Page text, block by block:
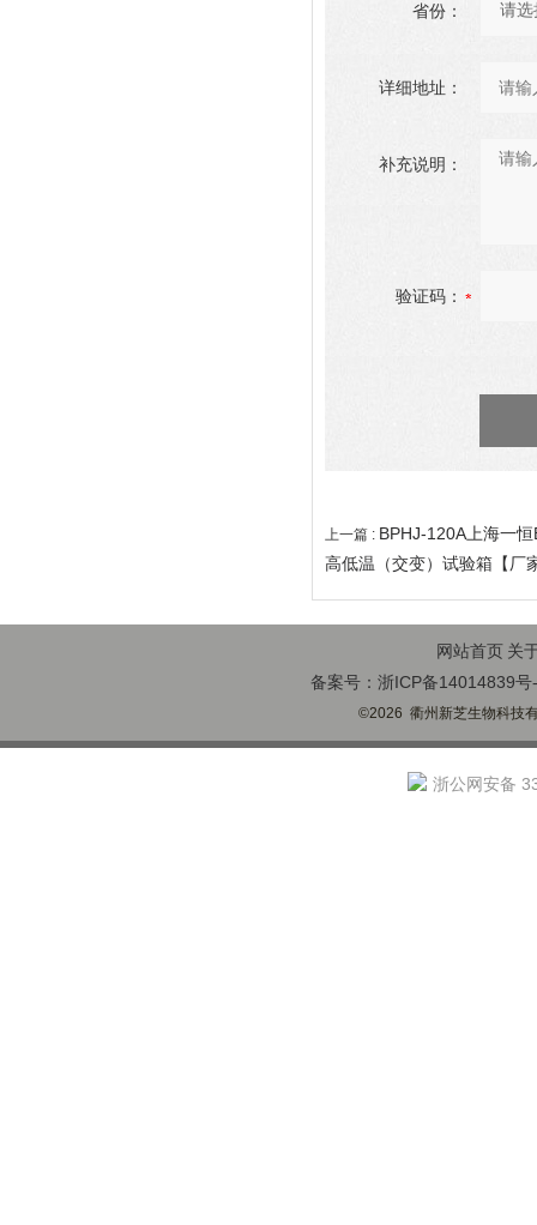
省份：
详细地址：
补充说明：
验证码：
上一篇 : BPHJ-120A上海一
高低温（交变）试验箱【厂
网站首页 关
备案号：浙ICP备14014839号
©2026 衢州新芝生物科技
浙公网安备